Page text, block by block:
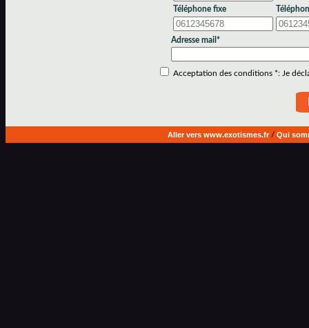
Téléphone fixe
Adresse mail*
Acceptation des conditions *: Je
Aller vers www.exotismes.fr/ Qui